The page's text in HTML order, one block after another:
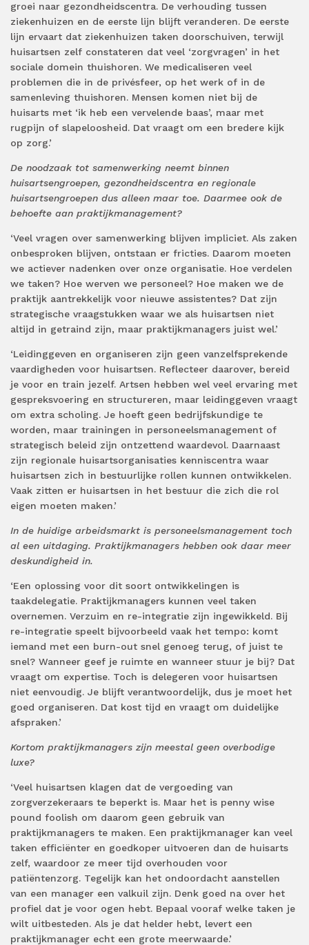
groei naar gezondheidscentra. De verhouding tussen
ziekenhuizen en de eerste lijn blijft veranderen. De eerste
lijn ervaart dat ziekenhuizen taken doorschuiven, terwijl
huisartsen zelf constateren dat veel ‘zorgvragen’ in het
sociale domein thuishoren. We medicaliseren veel
problemen die in de privésfeer, op het werk of in de
samenleving thuishoren. Mensen komen niet bij de
huisarts met ‘ik heb een vervelende baas’, maar met
rugpijn of slapeloosheid. Dat vraagt om een bredere kijk
op zorg.’
De noodzaak tot samenwerking neemt binnen
huisartsengroepen, gezondheidscentra en regionale
huisartsengroepen dus alleen maar toe. Daarmee ook de
behoefte aan praktijkmanagement?
‘Veel vragen over samenwerking blijven impliciet. Als zaken
onbesproken blijven, ontstaan er fricties. Daarom moeten
we actiever nadenken over onze organisatie. Hoe verdelen
we taken? Hoe werven we personeel? Hoe maken we de
praktijk aantrekkelijk voor nieuwe assistentes? Dat zijn
strategische vraagstukken waar we als huisartsen niet
altijd in getraind zijn, maar praktijkmanagers juist wel.’
‘Leidinggeven en organiseren zijn geen vanzelfsprekende
vaardigheden voor huisartsen. Reflecteer daarover, bereid
je voor en train jezelf. Artsen hebben wel veel ervaring met
gespreksvoering en structureren, maar leidinggeven vraagt
om extra scholing. Je hoeft geen bedrijfskundige te
worden, maar trainingen in personeelsmanagement of
strategisch beleid zijn ontzettend waardevol. Daarnaast
zijn regionale huisartsorganisaties kenniscentra waar
huisartsen zich in bestuurlijke rollen kunnen ontwikkelen.
Vaak zitten er huisartsen in het bestuur die zich die rol
eigen moeten maken.’
In de huidige arbeidsmarkt is personeelsmanagement toch
al een uitdaging. Praktijkmanagers hebben ook daar meer
deskundigheid in.
‘Een oplossing voor dit soort ontwikkelingen is
taakdelegatie. Praktijkmanagers kunnen veel taken
overnemen. Verzuim en re-integratie zijn ingewikkeld. Bij
re-integratie speelt bijvoorbeeld vaak het tempo: komt
iemand met een burn-out snel genoeg terug, of juist te
snel? Wanneer geef je ruimte en wanneer stuur je bij? Dat
vraagt om expertise. Toch is delegeren voor huisartsen
niet eenvoudig. Je blijft verantwoordelijk, dus je moet het
goed organiseren. Dat kost tijd en vraagt om duidelijke
afspraken.’
Kortom praktijkmanagers zijn meestal geen overbodige
luxe?
‘Veel huisartsen klagen dat de vergoeding van
zorgverzekeraars te beperkt is. Maar het is penny wise
pound foolish om daarom geen gebruik van
praktijkmanagers te maken. Een praktijkmanager kan veel
taken efficiënter en goedkoper uitvoeren dan de huisarts
zelf, waardoor ze meer tijd overhouden voor
patiëntenzorg. Tegelijk kan het ondoordacht aanstellen
van een manager een valkuil zijn. Denk goed na over het
profiel dat je voor ogen hebt. Bepaal vooraf welke taken je
wilt uitbesteden. Als je dat helder hebt, levert een
praktijkmanager echt een grote meerwaarde.’